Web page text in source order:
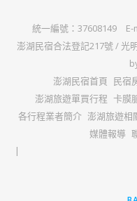
統一編號：37608149 E-
澎湖民宿合法登記217號 / 光
澎湖民宿首頁 民宿
澎湖旅遊單買行程 卡膜
各行程業者簡介 澎湖旅遊相
媒體報導